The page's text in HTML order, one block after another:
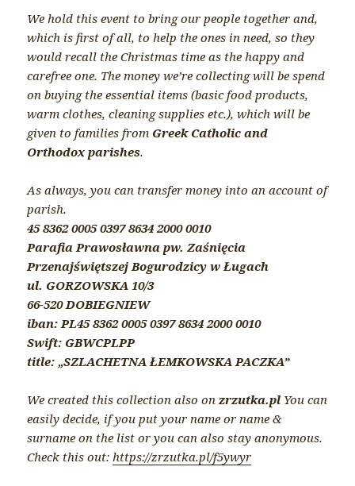
We hold this event to bring our people together and,
which is first of all, to help the ones in need, so they
would recall the Christmas time as the happy and
carefree one. The money we’re collecting will be spend
on buying the essential items (basic food products,
warm clothes, cleaning supplies etc.), which will be
given to families from Greek Catholic and
Orthodox parishes.
As always, you can transfer money into an account of
parish.
45 8362 0005 0397 8634 2000 0010
Parafia Prawosławna pw. Zaśnięcia
Przenajświętszej Bogurodzicy w Ługach
ul. GORZOWSKA 10/3
66-520 DOBIEGNIEW
iban: PL45 8362 0005 0397 8634 2000 0010
Swift: GBWCPLPP
title: „SZLACHETNA ŁEMKOWSKA PACZKA”
We created this collection also onzrzutka.pl You can
easily decide, if you put your name or name &
surname on the list or you can also stay anonymous.
Check this out:https://zrzutka.pl/f5ywyr